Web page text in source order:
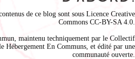
de ce blog sont sous Licence Creative
Commons CC-BY-SA 4.0
maintenu techniquement par le Collectif
Hébergement En Communs , et édité par une
communauté ouverte.